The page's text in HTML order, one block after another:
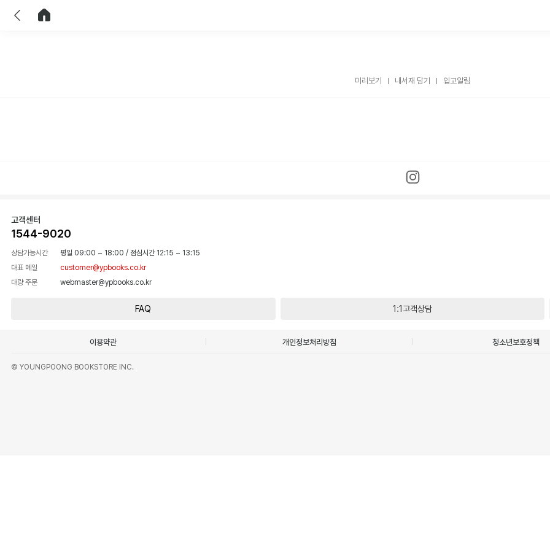
미리보기 내서재 담기 입고알림
고객센터
1544-9020
상담가능시간 평일 09:00 ~ 18:00 / 점심시간 12:15 ~ 13:15
대표 메일
customer@ypbooks.co.kr
대량 주문
webmaster@ypbooks.co.kr
FAQ 1:1고객상담
이용약관 개인정보처리방침 청소년보호정책
© YOUNGPOONG BOOKSTORE INC.